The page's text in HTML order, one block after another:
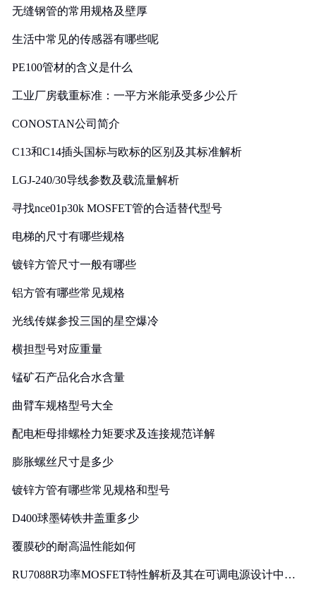
无缝钢管的常用规格及壁厚
生活中常见的传感器有哪些呢
PE100管材的含义是什么
工业厂房载重标准：一平方米能承受多少公斤
CONOSTAN公司简介
C13和C14插头国标与欧标的区别及其标准解析
LGJ-240/30导线参数及载流量解析
寻找nce01p30k MOSFET管的合适替代型号
电梯的尺寸有哪些规格
镀锌方管尺寸一般有哪些
铝方管有哪些常见规格
光线传媒参投三国的星空爆冷
横担型号对应重量
锰矿石产品化合水含量
曲臂车规格型号大全
配电柜母排螺栓力矩要求及连接规范详解
膨胀螺丝尺寸是多少
镀锌方管有哪些常见规格和型号
D400球墨铸铁井盖重多少
覆膜砂的耐高温性能如何
RU7088R功率MOSFET特性解析及其在可调电源设计中的